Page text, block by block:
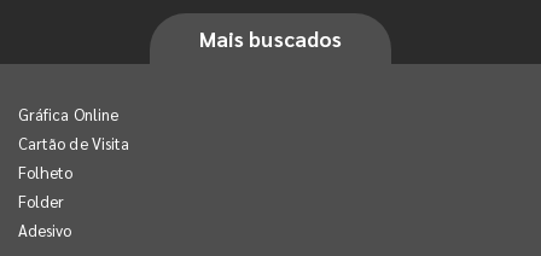
Mais buscados
Gráfica Online
Cartão de Visita
Folheto
Folder
Adesivo